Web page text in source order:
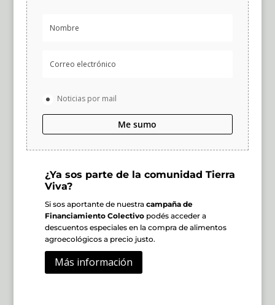
Noticias por mail
Me sumo
¿Ya sos parte de la comunidad Tierra
Viva?
Si sos aportante de nuestra campaña de
Financiamiento Colectivopodés acceder a
descuentos especiales en la compra de alimentos
agroecológicos a precio justo.
Más información